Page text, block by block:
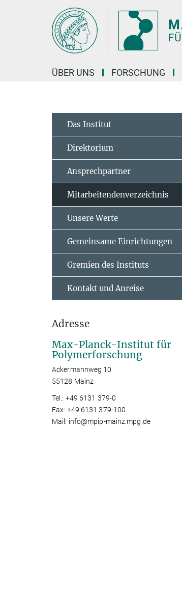
ÜBER UNS FORSCHUNG
Das Institut
Direktorium
Ansprechpartner
Mitarbeitendenverzeichnis
Unsere Werte
Gemeinsame Einrichtungen
Gremien des Instituts
Kontakt und Anreise
Adresse
Max-Planck-Institut für
Polymerforschung
Ackermannweg 10
55128 Mainz
Tel.: +49 6131 379-0
Fax: +49 6131 379-100
Mail: info@mpip-mainz.mpg.de